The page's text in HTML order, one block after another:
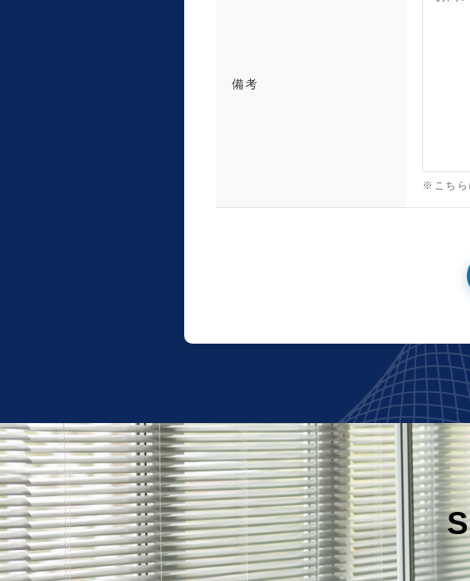
備考
※こちら